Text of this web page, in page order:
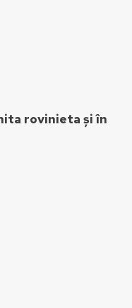
rovinieta și în